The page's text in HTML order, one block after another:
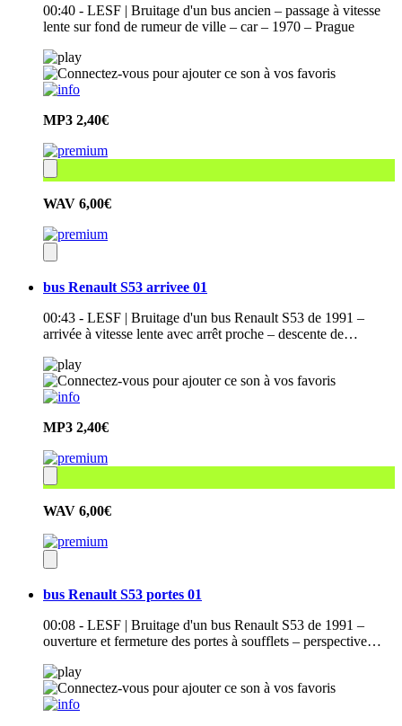
00:40 - LESF | Bruitage d'un bus ancien – passage à vitesse
lente sur fond de rumeur de ville – car – 1970 – Prague
MP3 2,40€
WAV 6,00€
bus Renault S53 arrivee 01
00:43 - LESF | Bruitage d'un bus Renault S53 de 1991 –
arrivée à vitesse lente avec arrêt proche – descente de…
MP3 2,40€
WAV 6,00€
bus Renault S53 portes 01
00:08 - LESF | Bruitage d'un bus Renault S53 de 1991 –
ouverture et fermeture des portes à soufflets – perspective…